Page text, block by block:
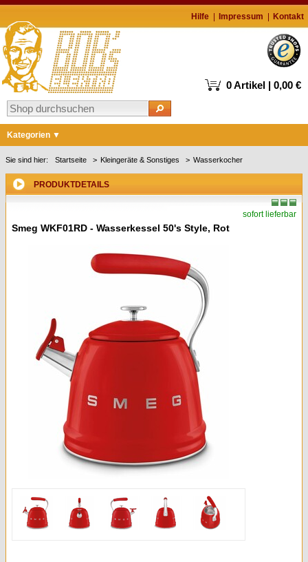
Hilfe Impressum Kontakt
0 Artikel | 0,00 €
Kategorien
Markenshops
Waschen & Trocknen
Geschirrspüler
Kaminöfen
Sie sind hier: Startseite Kleingeräte & Sonstiges Wasserkocher
PRODUKTDETAILS
Smeg WKF01RD - Wasserkessel 50's Style, Rot
sofort lieferbar